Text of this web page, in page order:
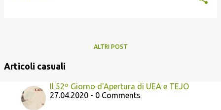
ALTRI POST
Articoli casuali
Il 52º Giorno d'Apertura di UEA e TEJO
27.04.2020 - 0 Comments